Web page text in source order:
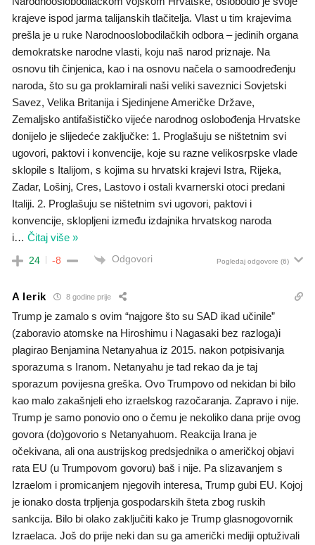
krajeve ispod jarma talijanskih tlačitelja. Vlast u tim krajevima
prešla je u ruke Narodnooslobodilačkih odbora – jedinih organa
demokratske narodne vlasti, koju naš narod priznaje. Na
osnovu tih činjenica, kao i na osnovu načela o samoodređenju
naroda, što su ga proklamirali naši veliki saveznici Sovjetski
Savez, Velika Britanija i Sjedinjene Američke Države,
Zemaljsko antifašističko vijeće narodnog oslobođenja Hrvatske
donijelo je slijedeće zaključke: 1. Proglašuju se ništetnim svi
ugovori, paktovi i konvencije, koje su razne velikosrpske vlade
sklopile s Italijom, s kojima su hrvatski krajevi Istra, Rijeka,
Zadar, Lošinj, Cres, Lastovo i ostali kvarnerski otoci predani
Italiji. 2. Proglašuju se ništetnim svi ugovori, paktovi i
konvencije, sklopljeni između izdajnika hrvatskog naroda
i… Čitaj više »
24 -8 Odgovori Pogledaj odgovore (6)
A lerik 8 godine prije
Trump je zamalo s ovim “najgore što su SAD ikad učinile”
(zaboravio atomske na Hiroshimu i Nagasaki bez razloga)i
plagirao Benjamina Netanyahua iz 2015. nakon potpisivanja
sporazuma s Iranom. Netanyahu je tad rekao da je taj
sporazum povijesna greška. Ovo Trumpovo od nekidan bi bilo
kao malo zakašnjeli eho izraelskog razočaranja. Zapravo i nije.
Trump je samo ponovio ono o čemu je nekoliko dana prije ovog
govora (do)govorio s Netanyahuom. Reakcija Irana je
očekivana, ali ona austrijskog predsjednika o američkoj objavi
rata EU (u Trumpovom govoru) baš i nije. Pa slizavanjem s
Izraelom i promicanjem njegovih interesa, Trump gubi EU. Kojoj
je ionako dosta trpljenja gospodarskih šteta zbog ruskih
sankcija. Bilo bi olako zaključiti kako je Trump glasnogovornik
Izraelaca. Još do prije neki dan su ga američki mediji optuživali